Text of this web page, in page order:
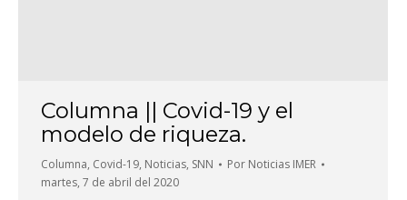
Columna || Covid-19 y el
modelo de riqueza.
Columna, Covid-19, Noticias, SNN Por Noticias IMER
martes, 7 de abril del 2020